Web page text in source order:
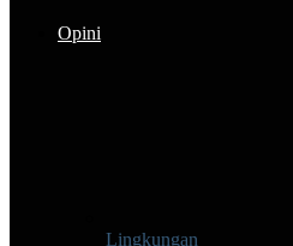
Opini
Lingkungan